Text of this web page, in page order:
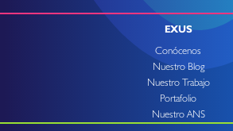
EXUS
Conócenos
Nuestro Blog
Nuestro Trabajo
Portafolio
Nuestro ANS